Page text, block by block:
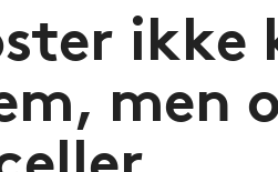
ikke
men